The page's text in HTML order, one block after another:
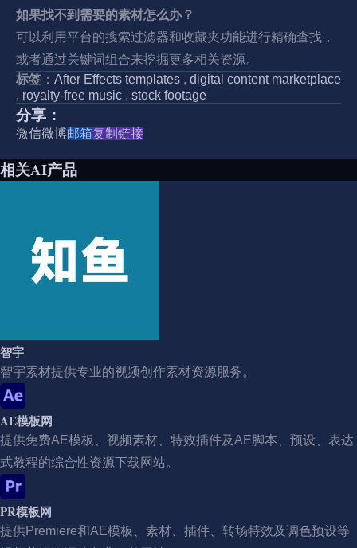
如果找不到需要的素材怎么办？
可以利用平台的搜索过滤器和收藏夹功能进行精确查找，
或者通过关键词组合来挖掘更多相关资源。
标签 ： After Effects templates , digital content marketplace
, royalty-free music , stock footage
分享：
微信微博邮箱复制链接
相关AI产品
智宇
智宇素材提供专业的视频创作素材资源服务。
AE模板网
提供免费AE模板、视频素材、特效插件及AE脚本、预设、表达
式教程的综合性资源下载网站。
PR模板网
提供Premiere和AE模板、素材、插件、转场特效及调色预设等